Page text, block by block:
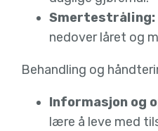
Smertestråling:
nedover låret og
Behandling og
Informasjon og
lære å leve med